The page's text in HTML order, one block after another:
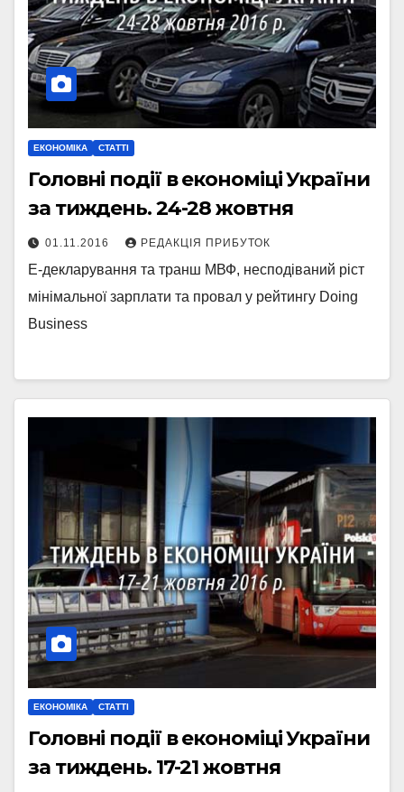
ЕКОНОМІКА СТАТТІ
Головні події в економіці України
за тиждень. 24-28 жовтня
01.11.2016 РЕДАКЦІЯ ПРИБУТОК
Е-декларування та транш МВФ, несподіваний ріст
мінімальної зарплати та провал у рейтингу Doing
Business
ЕКОНОМІКА СТАТТІ
Головні події в економіці України
за тиждень. 17-21 жовтня